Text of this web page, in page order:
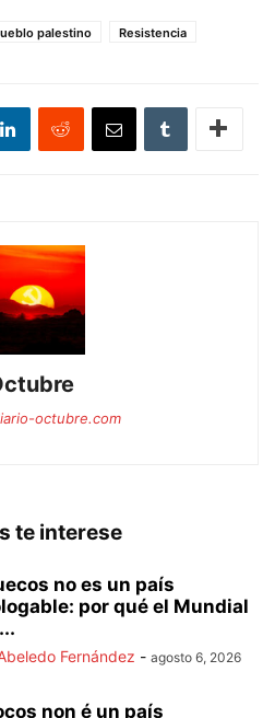
palestino Resistencia
octubre.com
te interese
no es un país
por qué el Mundial
Fernández - agosto 6, 2026
non é un país